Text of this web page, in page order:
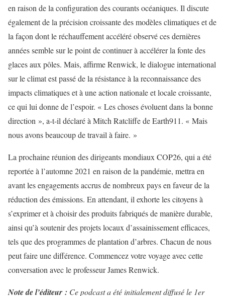
en raison de la configuration des courants océaniques. Il discute
également de la précision croissante des modèles climatiques et de
la façon dont le réchauffement accéléré observé ces dernières
années semble sur le point de continuer à accélérer la fonte des
glaces aux pôles. Mais, affirme Renwick, le dialogue international
sur le climat est passé de la résistance à la reconnaissance des
impacts climatiques et à une action nationale et locale croissante,
ce qui lui donne de l’espoir. « Les choses évoluent dans la bonne
direction », a-t-il déclaré à Mitch Ratcliffe de Earth911. « Mais
nous avons beaucoup de travail à faire. »
La prochaine réunion des dirigeants mondiaux COP26, qui a été
reportée à l’automne 2021 en raison de la pandémie, mettra en
avant les engagements accrus de nombreux pays en faveur de la
réduction des émissions. En attendant, il exhorte les citoyens à
s’exprimer et à choisir des produits fabriqués de manière durable,
ainsi qu’à soutenir des projets locaux d’assainissement efficaces,
tels que des programmes de plantation d’arbres. Chacun de nous
peut faire une différence. Commencez votre voyage avec cette
conversation avec le professeur James Renwick.
Note de l’éditeur : Ce podcast a été initialement diffusé le 1er